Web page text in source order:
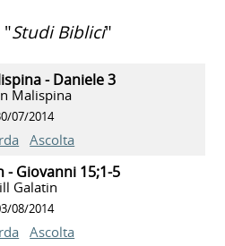
"Studi Biblici"
- Daniele 3
Malispina
07/2014
Ascolta
- Giovanni 15;1-5
Galatin
08/2014
Ascolta